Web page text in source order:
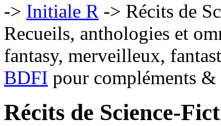
Initiale R
Récits de
Recueils, anthologies et
fantasy, merveilleux,
BDFI pour compléments
Récits de Science-